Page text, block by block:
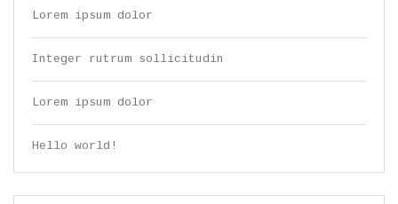
Lorem ipsum dolor
Integer rutrum sollicitudin
Lorem ipsum dolor
Hello world!